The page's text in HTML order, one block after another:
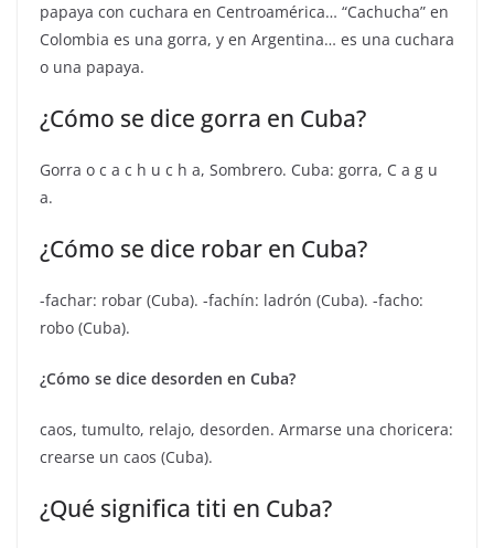
papaya con cuchara en Centroamérica… “Cachucha” en
Colombia es una gorra, y en Argentina… es una cuchara
o una papaya.
¿Cómo se dice gorra en Cuba?
Gorra o c a c h u c h a, Sombrero. Cuba: gorra, C a g u
a.
¿Cómo se dice robar en Cuba?
-fachar: robar (Cuba). -fachín: ladrón (Cuba). -facho:
robo (Cuba).
¿Cómo se dice desorden en Cuba?
caos, tumulto, relajo, desorden. Armarse una choricera:
crearse un caos (Cuba).
¿Qué significa titi en Cuba?